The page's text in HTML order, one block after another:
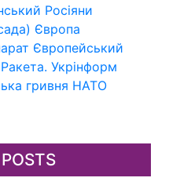
Росіяни
Європа
Європейський
Ракета. Укрінформ
гривня НАТО